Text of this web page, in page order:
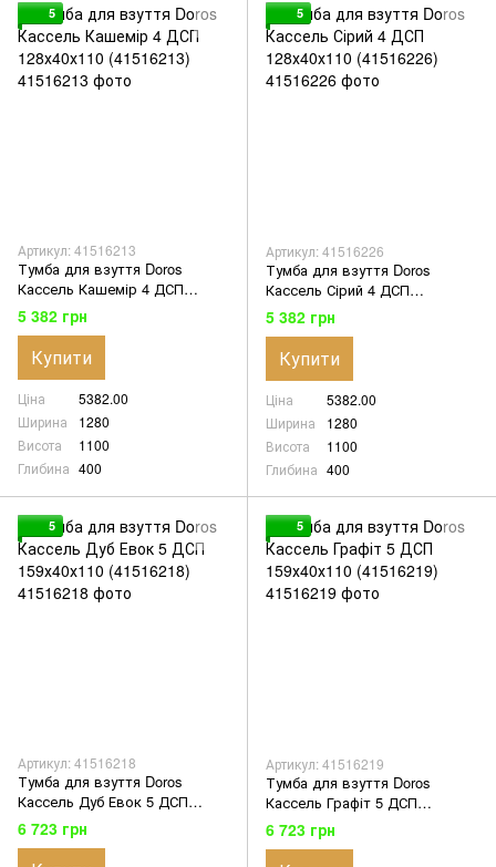
5
Артикул: 41516213
Тумба для взуття Doros
Кассель Кашемір 4 ДСП
128х40х110 (41516213)
5 382 грн
Купити
Ціна
5382.00
Ширина
1280
Висота
1100
Глибина 400
5
Артикул: 41516226
Тумба для взуття Doros
Кассель Сірий 4 ДСП
128х40х110 (41516226)
5 382 грн
Купити
Ціна
5382.00
Ширина
1280
Висота
1100
Глибина 400
5
Артикул: 41516218
Тумба для взуття Doros
Кассель Дуб Евок 5 ДСП
159х40х110 (41516218)
6 723 грн
5
Артикул: 41516219
Тумба для взуття Doros
Кассель Графіт 5 ДСП
159х40х110 (41516219)
6 723 грн